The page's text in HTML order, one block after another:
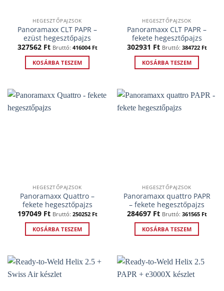
HEGESZTŐPAJZSOK
Panoramaxx CLT PAPR –
ezüst hegesztőpajzs
327562 Ft Bruttó: 416004 Ft
KOSÁRBA TESZEM
HEGESZTŐPAJZSOK
Panoramaxx CLT PAPR –
fekete hegesztőpajzs
302931 Ft Bruttó: 384722 Ft
KOSÁRBA TESZEM
HEGESZTŐPAJZSOK
Panoramaxx Quattro –
fekete hegesztőpajzs
197049 Ft Bruttó: 250252 Ft
KOSÁRBA TESZEM
HEGESZTŐPAJZSOK
Panoramaxx quattro PAPR
– fekete hegesztőpajzs
284697 Ft Bruttó: 361565 Ft
KOSÁRBA TESZEM